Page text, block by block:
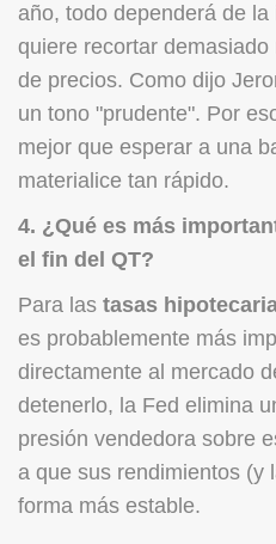
año, todo dependerá de
quiere recortar
de precios. Como dijo
un tono "prudente". Por
mejor que esperar a una
materialice tan rápido.
4. ¿Qué es más
el fin del QT?
Para las tasas
es probablemente más
directamente al mercado
detenerlo, la Fed elimina
presión vendedora sobre
a que sus rendimientos (y
forma más estable.